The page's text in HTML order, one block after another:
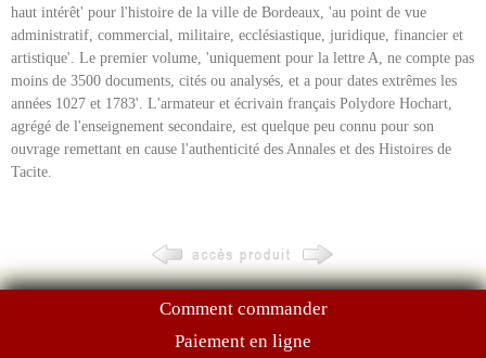
haut intérêt' pour l'histoire de la ville de Bordeaux, 'au point de vue
administratif, commercial, militaire, ecclésiastique, juridique, financier et
artistique'. Le premier volume, 'uniquement pour la lettre A, ne compte pas
moins de 3500 documents, cités ou analysés, et a pour dates extrêmes les
années 1027 et 1783'. L'armateur et écrivain français Polydore Hochart,
agrégé de l'enseignement secondaire, est quelque peu connu pour son
ouvrage remettant en cause l'authenticité des Annales et des Histoires de
Tacite.
Comment commander
Paiement en ligne